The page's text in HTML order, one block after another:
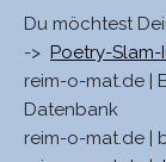
Du möchtest
-> Poetry-Slam-
reim-o-mat.de |
Datenbank
reim-o-mat.de |